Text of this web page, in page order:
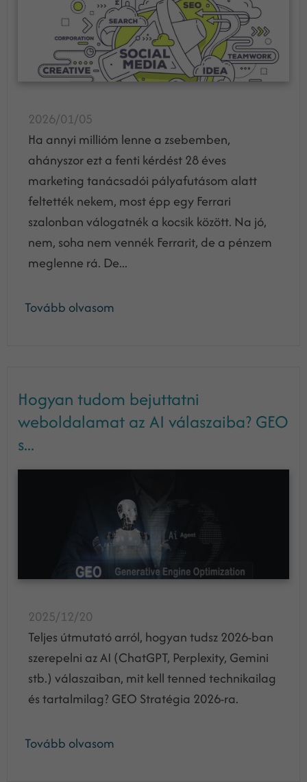
2026/01/05
Ha annyi millióm lenne a zsebemben,
ahányszor ezt a fenti kérdést 28 éves
marketing tanácsadói pályafutásom alatt
feltették nekem, most épp egy Ferrari
szalonban válogatnék a kocsik között. Na jó,
nem, soha nem vennék Ferrarit, de a pénzem
meglenne rá. De...
Tovább olvasom
Hogyan tudom bejuttatni
weboldalamat az AI válaszaiba? GEO
s...
2025/12/20
Teljes útmutató arról, hogyan tudsz 2026-ban
szerepelni az AI (ChatGPT, Perplexity, Gemini
stb.) válaszaiban, mit kell tenned technikailag
és tartalmilag? GEO Stratégia 2026-ra.
Tovább olvasom